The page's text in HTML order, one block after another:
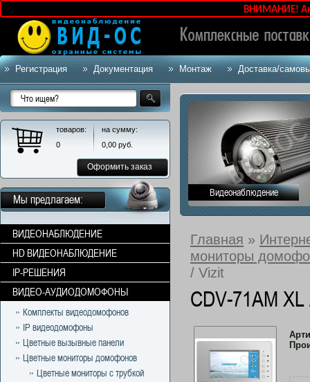
Регистрация Документация Монтаж Доставка/
ВНИМАНИЕ!
Видеонаблюдение
Главная »
мониторы
/ Vizit
CDV-71AM
товаров:
0
на сумму:
0,00 руб.
Оформить заказ
Мы предлагаем:
ВИДЕОНАБЛЮДЕНИЕ
HD ВИДЕОНАБЛЮДЕНИЕ
IP-РЕШЕНИЯ
ВИДЕО-АУДИОДОМОФОНЫ
Комплекты видеодомофонов
IP видеодомофоны
Цветные вызывные панели
Цветные мониторы домофонов
Цветные мониторы с трубкой